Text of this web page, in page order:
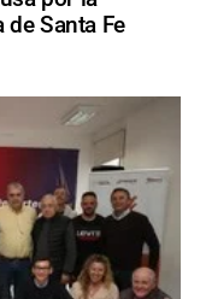
Santa Fe